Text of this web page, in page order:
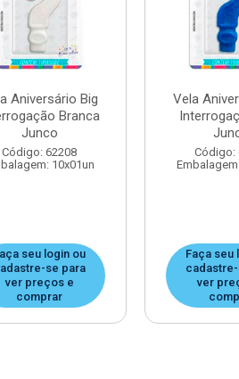
Aniversário Big
Branca
Junco
Código: 62208
10x01un
seu login ou
se para
ver preços e
comprar
Vela
Código:
Faça seu
ver